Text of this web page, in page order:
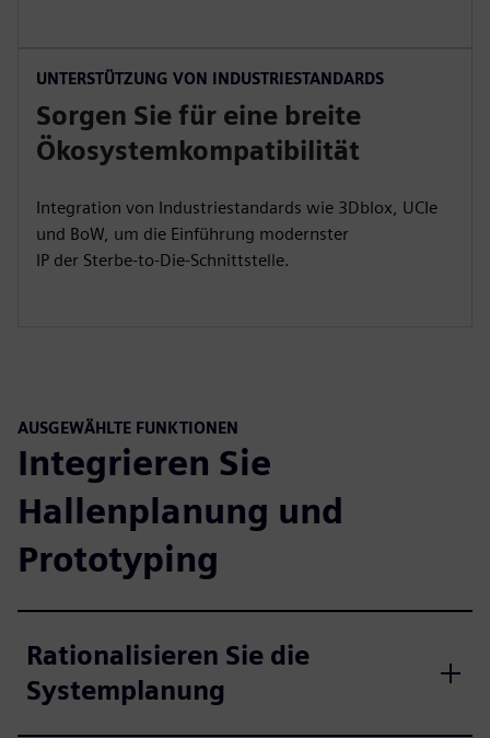
UNTERSTÜTZUNG VON INDUSTRIESTANDARDS
Sorgen Sie für eine breite
Ökosystemkompatibilität
Integration von Industriestandards wie 3Dblox, UCIe
und BoW, um die Einführung modernster
IP der Sterbe-to-Die-Schnittstelle.
AUSGEWÄHLTE FUNKTIONEN
Integrieren Sie
Hallenplanung und
Prototyping
Rationalisieren Sie die
Systemplanung